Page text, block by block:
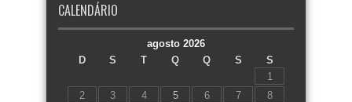
CALENDÁRIO
agosto 2026
D
S T Q Q S
S
1
2
3 4 5 6 7
8